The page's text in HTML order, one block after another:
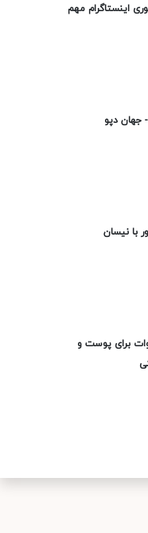
اینستاگرام مهم
جهان دپو
نیسان
برای پوست و